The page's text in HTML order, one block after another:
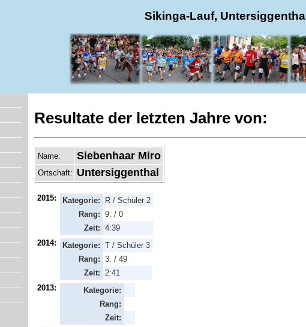
Sikinga-Lauf, Untersiggenthal
Resultate der letzten Jahre von:
Name: Siebenhaar Miro
Ortschaft: Untersiggenthal
2015: Kategorie:
R / Schüler 2
Rang: 9. / 0
Zeit: 4:39
2014:
Kategorie: T / Schüler 3
Rang: 3. / 49
Zeit:
2:41
2013:
Kategorie:
Rang:
Zeit: